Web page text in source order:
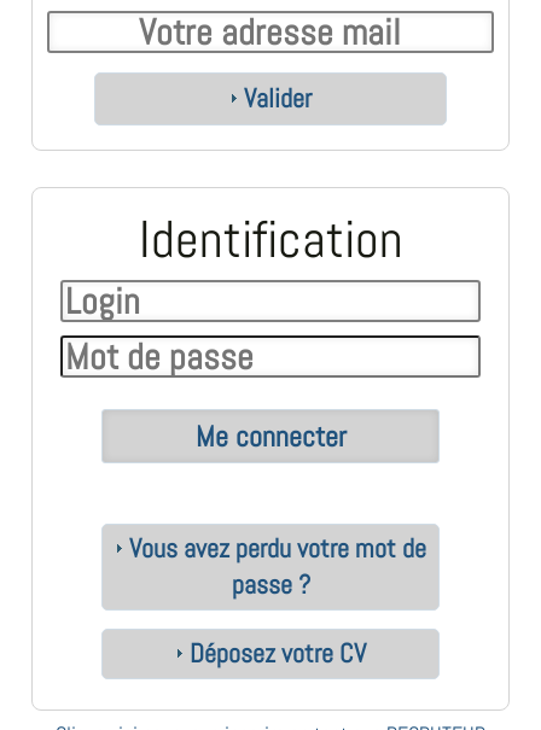
Valider
Identification
Vous avez perdu votre mot de
passe ?
Déposez votre CV